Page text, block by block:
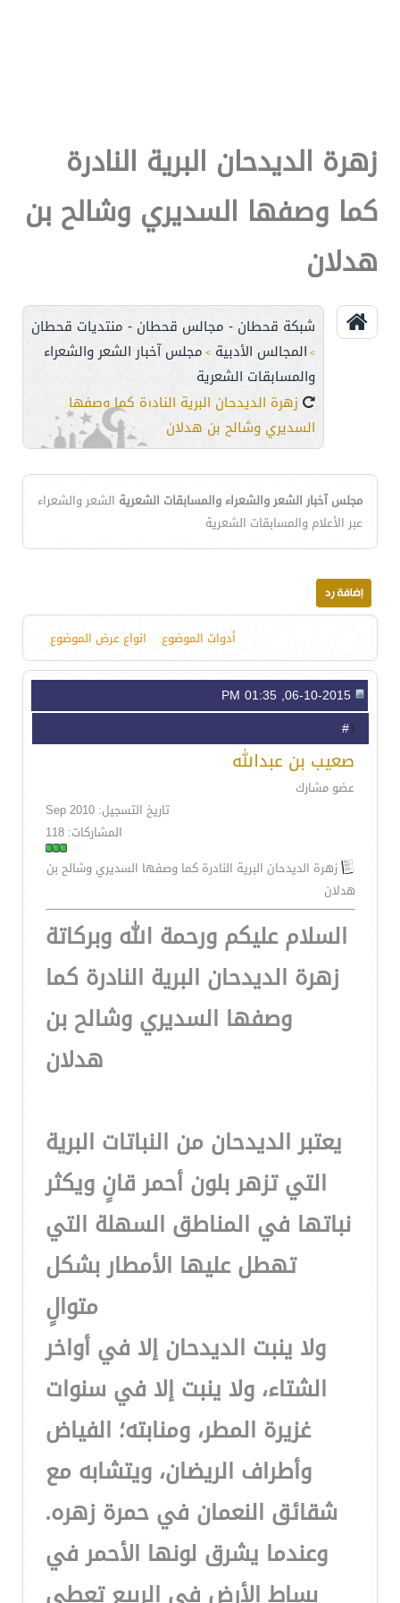
زهرة الديدحان البرية النادرة
كما وصفها السديري وشالح بن
هدلان
شبكة قحطان - مجالس قحطان - منتديات قحطان
> المجالس الأدبية > مجلس آخبار الشعر والشعراء
والمسابقات الشعرية
زهرة الديدحان البرية النادرة كما وصفها
السديري وشالح بن هدلان
مجلس آخبار الشعر والشعراء والمسابقات الشعرية الشعر والشعراء
عبر الأعلام والمسابقات الشعرية
أدوات الموضوع انواع عرض الموضوع
1
صعيب بن عبدالله
عضو مشارك
تاريخ التسجيل: Sep 2010
المشاركات: 118
زهرة الديدحان البرية النادرة كما وصفها السديري وشالح بن
هدلان
السلام عليكم ورحمة الله وبركاتة
زهرة الديدحان البرية النادرة كما
وصفها السديري وشالح بن
هدلان
يعتبر الديدحان من النباتات البرية
التي تزهر بلون أحمر قانٍ ويكثر
نباتها في المناطق السهلة التي
تهطل عليها الأمطار بشكل
متوالٍ
ولا ينبت الديدحان إلا في أواخر
الشتاء، ولا ينبت إلا في سنوات
غزيرة المطر، ومنابته؛ الفياض
وأطراف الريضان، ويتشابه مع
شقائق النعمان في حمرة زهره.
وعندما يشرق لونها الأحمر في